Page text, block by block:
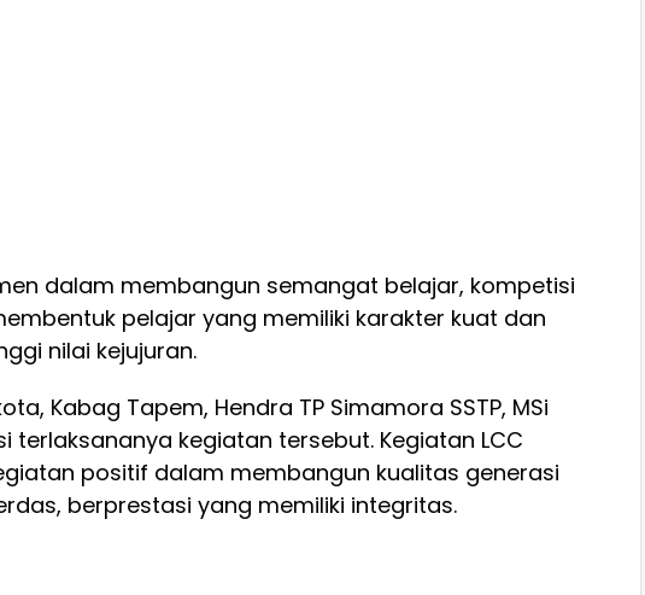
dalam membangun semangat belajar, kompetisi
pelajar yang memiliki karakter kuat dan
nilai kejujuran.
Kabag Tapem, Hendra TP Simamora SSTP, MSi
terlaksananya kegiatan tersebut. Kegiatan LCC
positif dalam membangun kualitas generasi
berprestasi yang memiliki integritas.